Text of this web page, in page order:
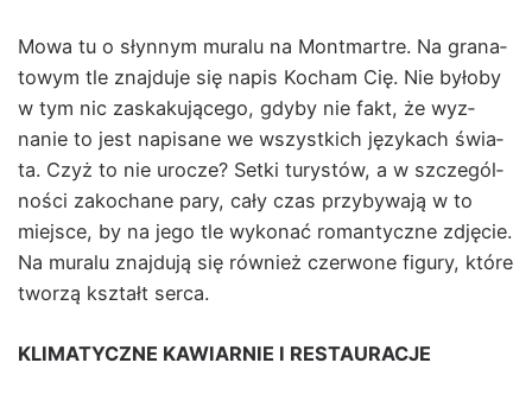
Mowa tu o słyn­nym muralu na Mont­martre. Na grana­
towym tle zna­j­du­je się napis Kocham Cię. Nie było­by
w tym nic zaskaku­jącego, gdy­by nie fakt, że wyz­
nanie to jest napisane we wszys­t­kich językach świa­
ta. Czyż to nie urocze? Set­ki turys­tów, a w szczegól­
noś­ci zakochane pary, cały czas przy­by­wa­ją w to
miejsce, by na jego tle wykon­ać roman­ty­czne zdję­cie.
Na muralu zna­j­du­ją się również czer­wone fig­ury, które
tworzą ksz­tałt ser­ca.
KLIMATYCZNE KAWIARNIE I RESTAURACJE